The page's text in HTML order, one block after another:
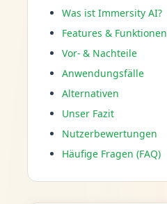
Was ist Immersity AI?
Features & Funktionen
Vor- & Nachteile
Anwendungsfälle
Alternativen
Unser Fazit
Nutzerbewertungen
Häufige Fragen (FAQ)